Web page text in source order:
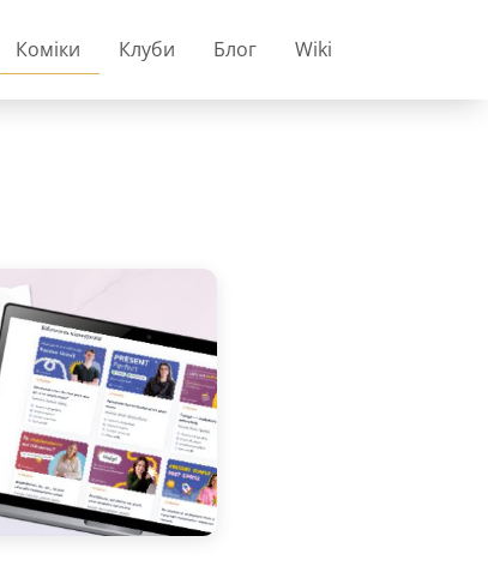
Коміки Клуби Блог Wiki